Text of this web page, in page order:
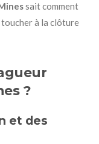
sait comment
toucher à la clôture
?
et des